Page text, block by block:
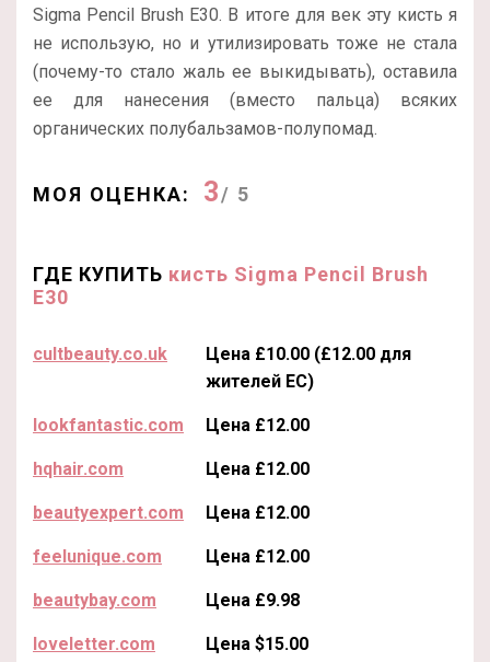
Sigma Pencil Brush E30. В итоге для век эту кисть я
не использую, но и утилизировать тоже не стала
(почему-то стало жаль ее выкидывать), оставила
ее для нанесения (вместо пальца) всяких
органических полубальзамов-полупомад.
МОЯ ОЦЕНКА: 3/ 5
ГДЕ КУПИТЬ кисть Sigma Pencil Brush
E30
cultbeauty.co.uk
Цена £10.00 (£12.00 для
жителей ЕС)
lookfantastic.com Цена £12.00
hqhair.com Цена £12.00
beautyexpert.com Цена £12.00
feelunique.com Цена £12.00
beautybay.com Цена £9.98
loveletter.com Цена $15.00